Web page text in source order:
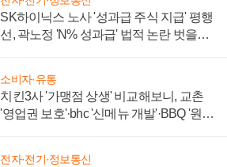
SK하이닉스 노사 '성과급 주식 지급' 평행
선, 곽노정 'N% 성과급' 법적 논란 벗을지
소비자·유통
치킨3사 '가맹점 상생' 비교해보니, 교촌
'영업권 보호'·bhc '신메뉴 개발'·BBQ '원가
전자·전기·정보통신